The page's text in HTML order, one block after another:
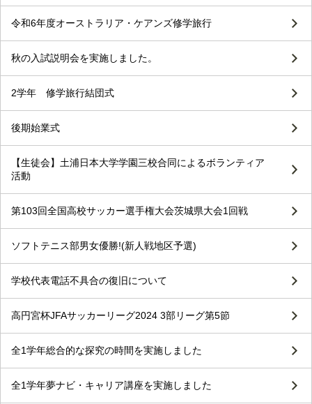
令和6年度オーストラリア・ケアンズ修学旅行
秋の入試説明会を実施しました。
2学年 修学旅行結団式
後期始業式
【生徒会】土浦日本大学学園三校合同によるボランティア
活動
第103回全国高校サッカー選手権大会茨城県大会1回戦
ソフトテニス部男女優勝!(新人戦地区予選)
学校代表電話不具合の復旧について
高円宮杯JFAサッカーリーグ2024 3部リーグ第5節
全1学年総合的な探究の時間を実施しました
全1学年夢ナビ・キャリア講座を実施しました